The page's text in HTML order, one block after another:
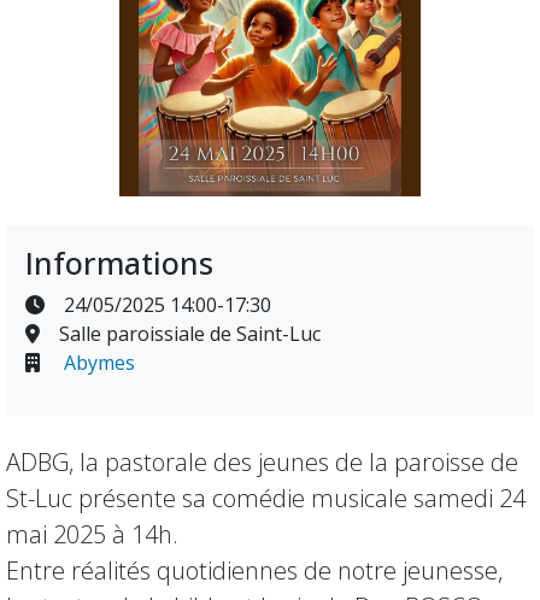
Informations
24/05/2025 14:00-17:30
Salle paroissiale de Saint-Luc
Abymes
ADBG, la pastorale des jeunes de la paroisse de
St-Luc présente sa comédie musicale samedi 24
mai 2025 à 14h.
Entre réalités quotidiennes de notre jeunesse,